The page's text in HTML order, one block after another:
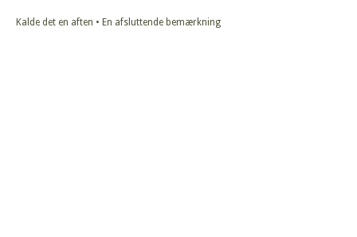
Kalde det en aften • En afsluttende bemærkning